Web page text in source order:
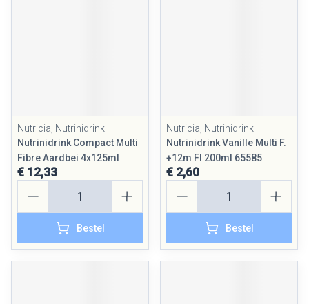
Nutricia, Nutrinidrink
Nutrinidrink Compact Multi
Fibre Aardbei 4x125ml
€ 12,33
Bestel
Nutricia, Nutrinidrink
Nutrinidrink Vanille Multi F.
+12m Fl 200ml 65585
€ 2,60
Bestel